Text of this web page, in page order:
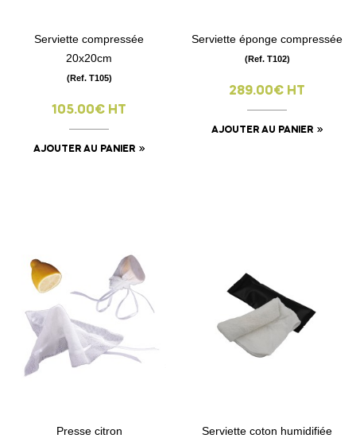
Serviette compressée
20x20cm
(Ref. T105)
105.00€ HT
AJOUTER AU PANIER
Serviette éponge compressée
(Ref. T102)
289.00€ HT
AJOUTER AU PANIER
Presse citron
Serviette coton humidifiée